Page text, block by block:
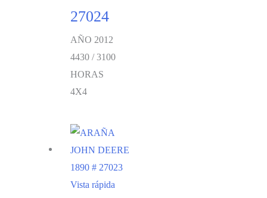
27024
AÑO 2012
4430 / 3100
HORAS
4X4
Vista rápida